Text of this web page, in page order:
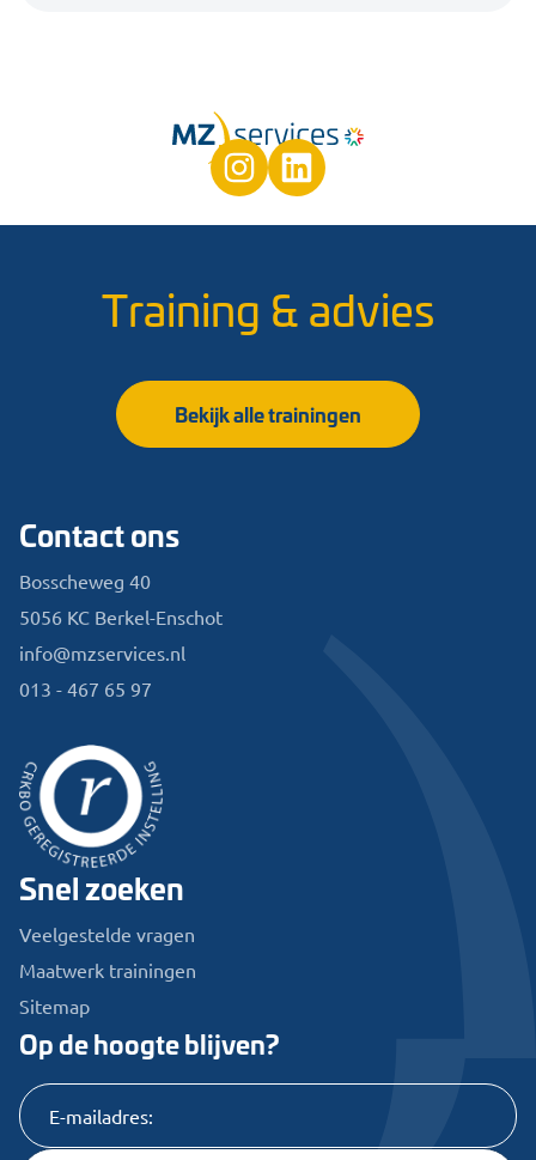
Training & advies
Bekijk alle trainingen
Contact ons
Bosscheweg 40
5056 KC Berkel-Enschot
info@mzservices.nl
013 - 467 65 97
Snel zoeken
Veelgestelde vragen
Maatwerk trainingen
Sitemap
Op de hoogte blijven?